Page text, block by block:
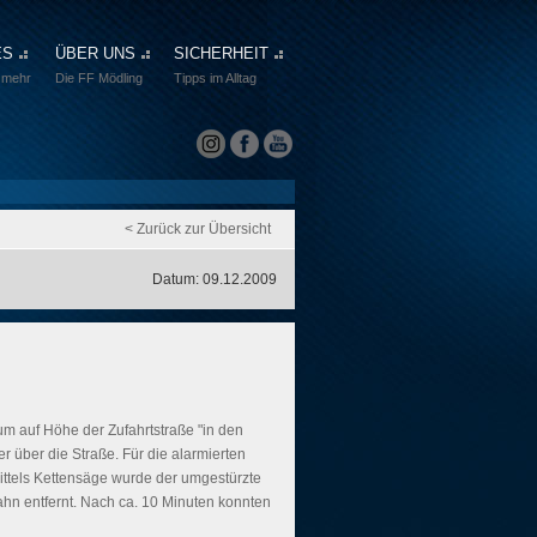
ÜBER UNS
Die FF Mödling
SICHERHEIT
Tipps im Alltag
< Zurück zur Übersicht
Datum: 09.12.2009
auf Höhe der Zufahrtstraße "in den
über die Straße. Für die alarmierten
Kettensäge wurde der umgestürzte
entfernt. Nach ca. 10 Minuten konnten